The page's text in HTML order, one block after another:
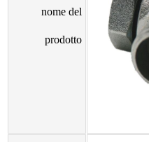
nome del
prodotto